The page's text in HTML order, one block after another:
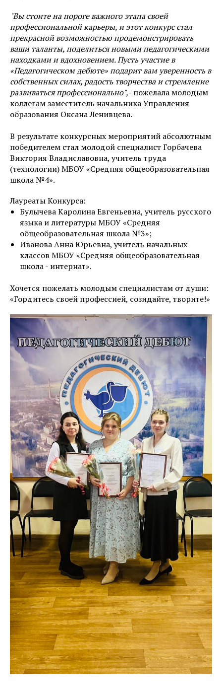
"Вы стоите на пороге важного этапа своей
профессиональной карьеры, и этот конкурс стал
прекрасной возможностью продемонстрировать
ваши таланты, поделиться новыми педагогическими
находками и вдохновением. Пусть участие в
«Педагогическом дебюте» подарит вам уверенность в
собственных силах, радость творчества и стремление
развиваться профессионально",- пожелала молодым
коллегам заместитель начальника Управления
образования Оксана Ленивцева.
В результате конкурсных мероприятий абсолютным
победителем стал молодой специалист Горбачева
Виктория Владиславовна, учитель труда
(технологии) МБОУ «Средняя общеобразовательная
школа №4».
Лауреаты Конкурса:
Булычева Каролина Евгеньевна, учитель русского
языка и литературы МБОУ «Средняя
общеобразовательная школа №3»;
Иванова Анна Юрьевна, учитель начальных
классов МБОУ «Средняя общеобразовательная
школа - интернат».
Хочется пожелать молодым специалистам от души:
«Гордитесь своей профессией, созидайте, творите!»